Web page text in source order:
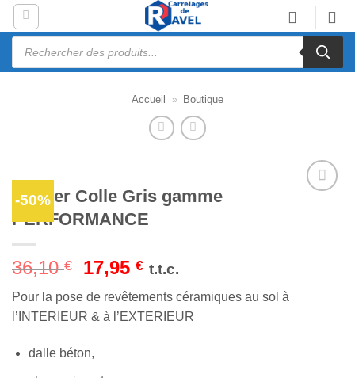
Passer
contenu
Recherche
Accueil » Boutique
-50%
Mortier Colle Gris gamme
PERFORMANCE
36,10€
Le
initial
était :
17,95€Le
actuel
est :
t.t.c.
Pour la pose de revêtements céramiques au sol à
l’INTERIEUR & à l’EXTERIEUR
dalle béton,